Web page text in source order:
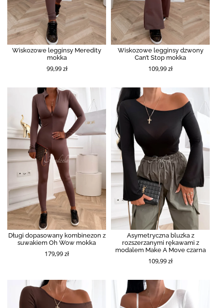
Wiskozowe legginsy Meredity
mokka
99,99 zł
Wiskozowe legginsy dzwony
Can’t Stop mokka
109,99 zł
Długi dopasowany kombinezon z
suwakiem Oh Wow mokka
179,99 zł
Asymetryczna bluzka z
rozszerzanymi rękawami z
modalem Make A Move czarna
109,99 zł